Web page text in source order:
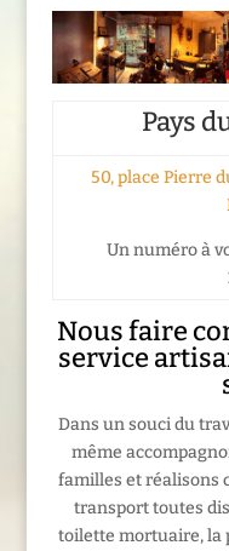
Pays
50, place Pierre
Un numéro à
Nous faire
service
Dans un souci du
même
familles et réalisons
transport toutes
toilette mortuaire, la